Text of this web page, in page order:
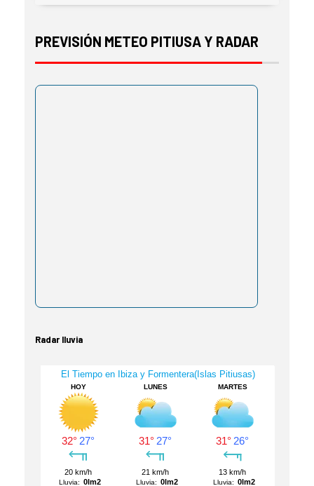
PREVISIÓN METEO PITIUSA Y RADAR
Radar lluvia